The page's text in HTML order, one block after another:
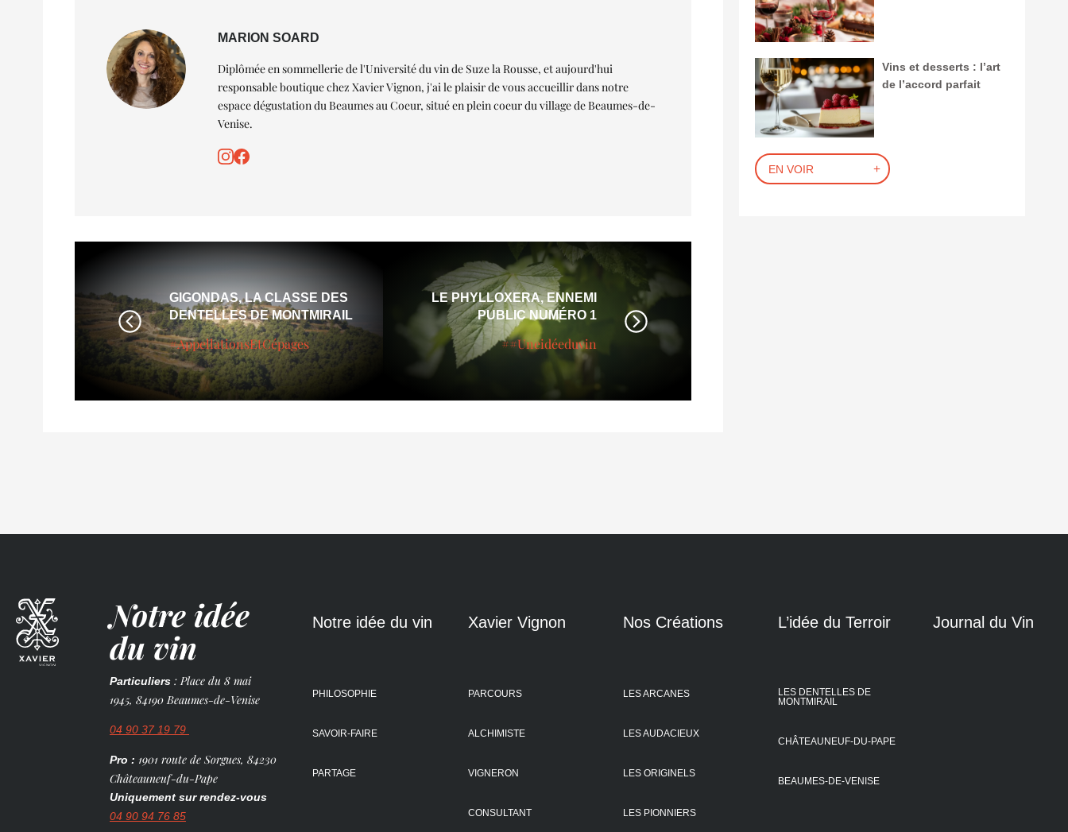
MARION SOARD
Diplômée en sommellerie de l'Université du vin de Suze la Rousse, et aujourd'hui
responsable boutique chez Xavier Vignon, j'ai le plaisir de vous accueillir dans notre
espace dégustation du Beaumes au Coeur, situé en plein coeur du village de Beaumes-de-
Venise.
GIGONDAS, LA CLASSE DES
DENTELLES DE MONTMIRAIL
#AppellationsEtCépages
LE PHYLLOXERA, ENNEMI
PUBLIC NUMÉRO 1
##Uneidéeduvin
Vins et desserts : l’art
de l’accord parfait
EN VOIR
Notre idée
du vin
Particuliers : Place du 8 mai
1945, 84190 Beaumes-de-Venise
04 90 37 19 79
Pro : 1901 route de Sorgues, 84230
Châteauneuf-du-Pape
Uniquement sur rendez-vous
04 90 94 76 85
Notre idée du vin
PHILOSOPHIE
SAVOIR-FAIRE
PARTAGE
Xavier Vignon
PARCOURS
ALCHIMISTE
VIGNERON
CONSULTANT
Nos Créations
LES ARCANES
LES AUDACIEUX
LES ORIGINELS
LES PIONNIERS
L’idée du Terroir
LES DENTELLES DE
MONTMIRAIL
CHÂTEAUNEUF-DU-PAPE
BEAUMES-DE-VENISE
Journal du Vin